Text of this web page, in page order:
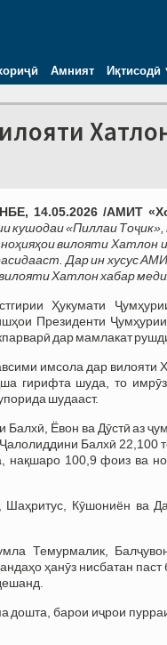
Амният Иқтисодӣ
14.05.2026 /АМИТ
кушодаи «Пиллаи
вилояти Хатлон
Дар ин хусус
Хатлон хабар
Ҳукумати
Президенти
дар мамлакат
имсола дар вилояти
гирифта шуда, то
шудааст.
Ёвон ва Дӯстӣ аз
Балхӣ 22,100
нақшаро 100,9 фоиз ва
Кӯшониён ва
Темурмалик,
ҳанӯз нисбатан паст
барои иҷрои